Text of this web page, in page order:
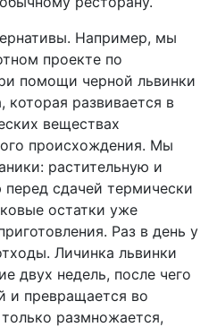
Например, мы
проекте по
помощи черной львинки
развивается в
веществах
происхождения. Мы
растительную и
сдачей термически
остатки уже
Раз в день у
Личинка львинки
двух недель, после чего
и превращается во
размножается,